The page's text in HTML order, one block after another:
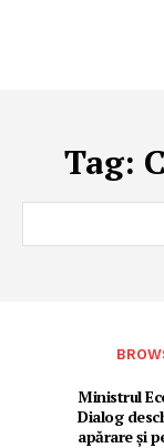
Tag:
Ministrul
Dialog
apărare și